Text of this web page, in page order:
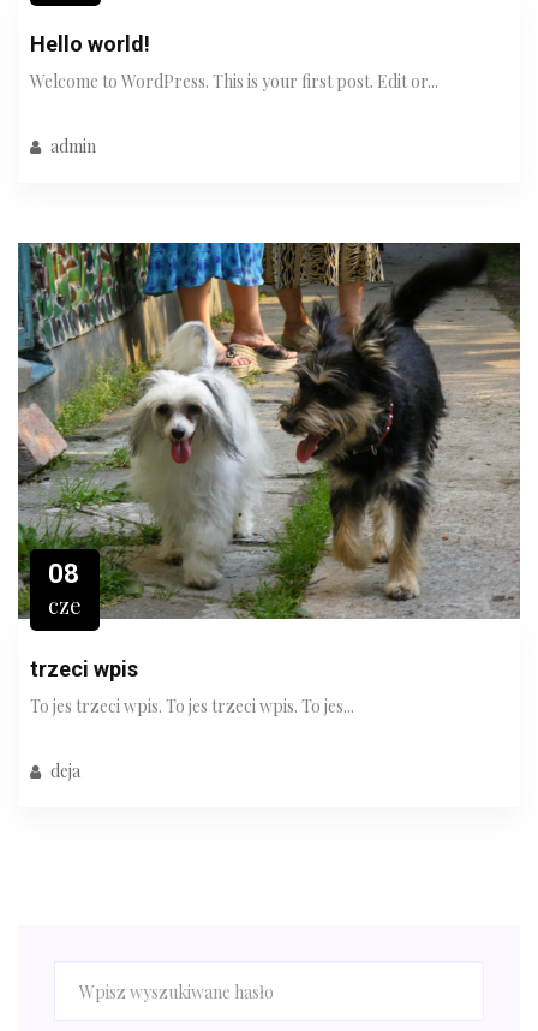
Hello world!
Welcome to WordPress. This is your first post. Edit or...
admin
08
cze
trzeci wpis
To jes trzeci wpis. To jes trzeci wpis. To jes...
deja